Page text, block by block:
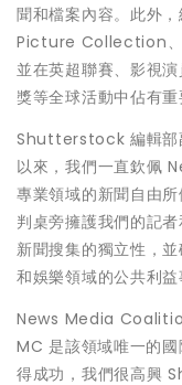
聞和檔案內容。此外
Picture Collection、
並在英超聯賽、影視
獎等全球活動中佔有重
Shutterstock 編輯部
以來，我們一直欽佩
專業領域的新聞自由
判桌旁擁護我們的記
新聞搜集的獨立性，
和娛樂領域的公共利益
News Media
MC 是該領域唯一的
得成功，我們很高興